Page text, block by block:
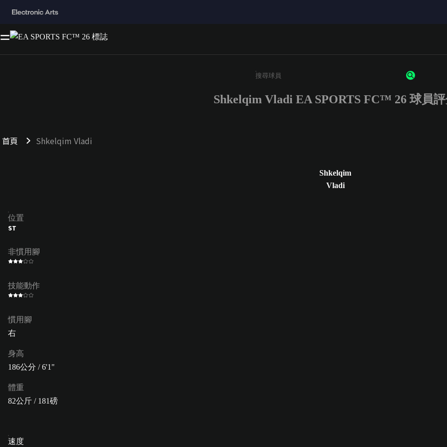
請輸入至少 3 個字元或數字
Shkelqim Vladi EA SPORTS FC™ 26 球員
首頁 Shkelqim Vladi
Shkelqim
Vladi
位置
ST
非慣用腳
技能動作
慣用腳
右
身高
186公分 / 6'1"
體重
82公斤 / 181磅
速度